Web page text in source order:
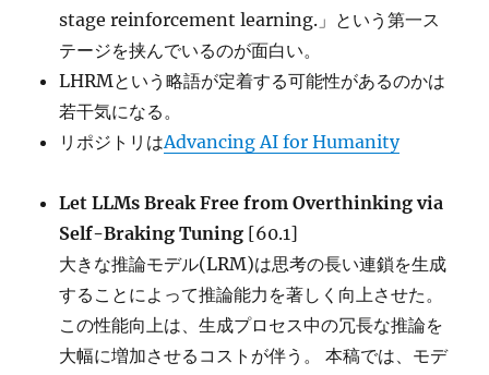
stage reinforcement learning.」という第一ス
テージを挟んでいるのが面白い。
LHRMという略語が定着する可能性があるのかは
若干気になる。
リポジトリはAdvancing AI for Humanity
Let LLMs Break Free from Overthinking via
Self-Braking Tuning [60.1]
大きな推論モデル(LRM)は思考の長い連鎖を生成
することによって推論能力を著しく向上させた。
この性能向上は、生成プロセス中の冗長な推論を
大幅に増加させるコストが伴う。 本稿では、モデ